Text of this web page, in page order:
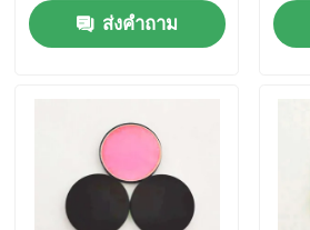
ผลิตภัณฑ์
เกี่ยวกับเรา
ส่งคำถาม